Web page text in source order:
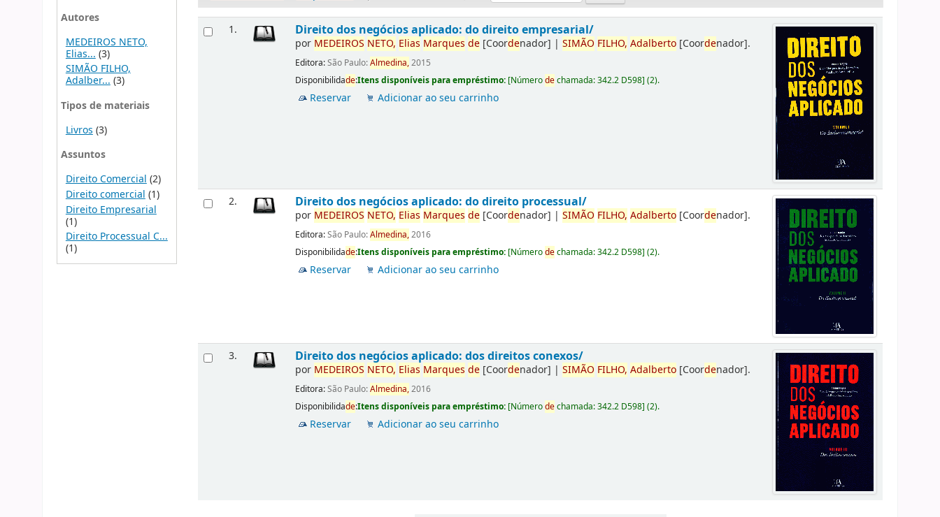
Autores
MEDEIROS NETO,
Elias... (3)
SIMÃO FILHO,
Adalber...(3)
Tipos de materiais
Livros (3)
Assuntos
Direito Comercial (2)
Direito comercial (1)
Direito Empresarial
(1)
Direito Processual C...
(1)
1. Direito dos negócios aplicado: do direito empresarial/
por MEDEIROS NETO, Elias Marques de [Coordenador] |SIMÃO FILHO, Adalberto [Coordenador].
Editora:São Paulo:Almedina,2015
Disponibilidade:Itens disponíveis para empréstimo: [Númerodechamada:342.2 D598](2).
Reservar Adicionar ao seu carrinho
2. Direito dos negócios aplicado: do direito processual/
por MEDEIROS NETO, Elias Marques de [Coordenador] |SIMÃO FILHO, Adalberto [Coordenador].
Editora:São Paulo:Almedina,2016
Disponibilidade:Itens disponíveis para empréstimo: [Númerodechamada:342.2 D598](2).
Reservar Adicionar ao seu carrinho
3. Direito dos negócios aplicado: dos direitos conexos/
por MEDEIROS NETO, Elias Marques de [Coordenador] |SIMÃO FILHO, Adalberto [Coordenador].
Editora:São Paulo:Almedina,2016
Disponibilidade:Itens disponíveis para empréstimo: [Númerodechamada:342.2 D598](2).
Reservar Adicionar ao seu carrinho